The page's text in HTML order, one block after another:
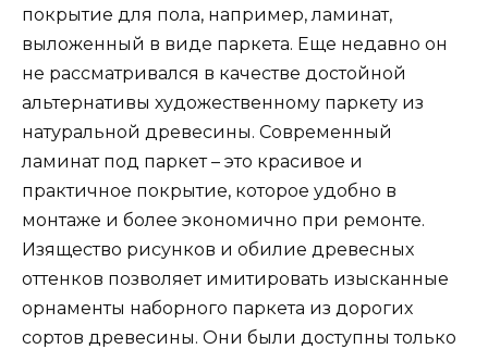
покрытие для пола, например, ламинат,
выложенный в виде паркета. Еще недавно он
не рассматривался в качестве достойной
альтернативы художественному паркету из
натуральной древесины. Современный
ламинат под паркет – это красивое и
практичное покрытие, которое удобно в
монтаже и более экономично при ремонте.
Изящество рисунков и обилие древесных
оттенков позволяет имитировать изысканные
орнаменты наборного паркета из дорогих
сортов древесины. Они были доступны только